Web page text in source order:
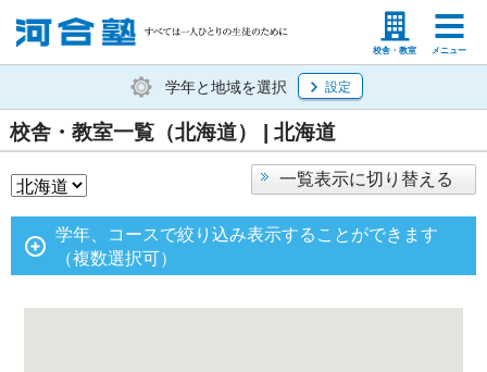
校舎・教室 メニュー
塾生の方 高等学校の先生
学年と地域を選択 設定
校舎・教室一覧（北海道） | 北海道
一覧表示に切り替える
学年、コースで絞り込み表示することができます
（複数選択可）